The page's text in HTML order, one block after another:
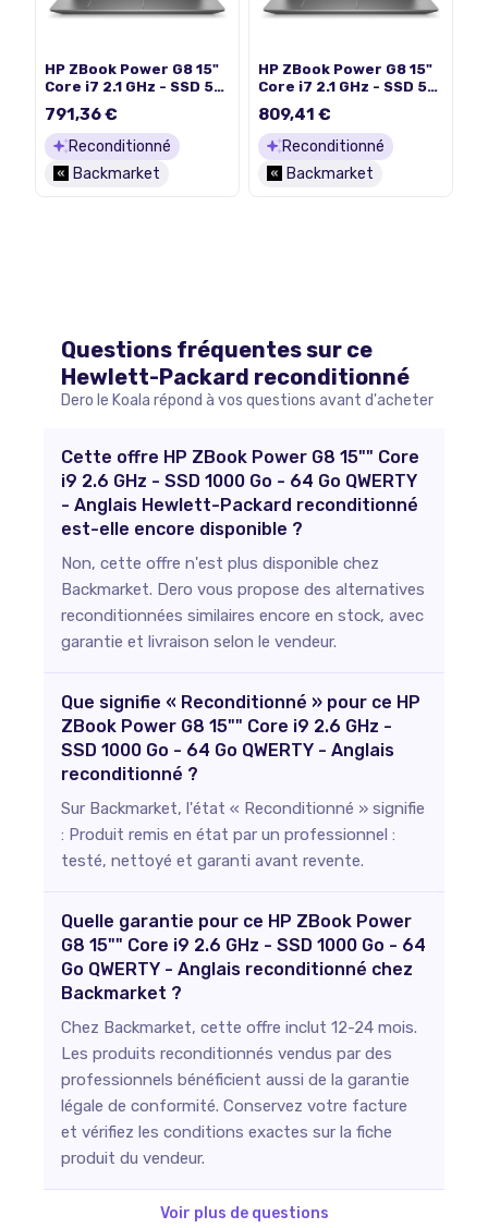
HP ZBook Power G8 15"
Core i7 2.1 GHz - SSD 512
Portugais
791,36 €
Reconditionné
Backmarket
HP ZBook Power G8 15"
Core i7 2.1 GHz - SSD 512
Néerlandais
809,41 €
Reconditionné
Backmarket
Questions fréquentes sur ce
Hewlett-Packard reconditionné
Dero le Koala répond à vos questions avant d'acheter
Cette offre HP ZBook Power G8 15"" Core
i9 2.6 GHz - SSD 1000 Go - 64 Go QWERTY
- Anglais Hewlett-Packard reconditionné
est-elle encore disponible ?
Non, cette offre n'est plus disponible chez
Backmarket. Dero vous propose des alternatives
reconditionnées similaires encore en stock, avec
garantie et livraison selon le vendeur.
Que signifie « Reconditionné » pour ce HP
ZBook Power G8 15"" Core i9 2.6 GHz -
SSD 1000 Go - 64 Go QWERTY - Anglais
reconditionné ?
Sur Backmarket, l'état « Reconditionné » signifie
: Produit remis en état par un professionnel :
testé, nettoyé et garanti avant revente.
Quelle garantie pour ce HP ZBook Power
G8 15"" Core i9 2.6 GHz - SSD 1000 Go - 64
Go QWERTY - Anglais reconditionné chez
Backmarket ?
Chez Backmarket, cette offre inclut 12-24 mois.
Les produits reconditionnés vendus par des
professionnels bénéficient aussi de la garantie
légale de conformité. Conservez votre facture
et vérifiez les conditions exactes sur la fiche
produit du vendeur.
Voir plus de questions